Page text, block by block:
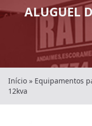
ALUGUEL
Início » Equipamentos
12kva